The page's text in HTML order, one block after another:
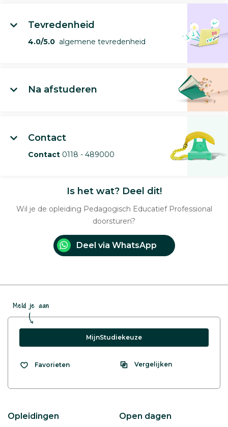
Tevredenheid
4.0/5.0 algemene tevredenheid
Na afstuderen
Contact
Contact 0118 - 489000
Is het wat? Deel dit!
Wil je de opleiding Pedagogisch Educatief Professional
doorsturen?
Deel via WhatsApp
Meld je aan
MijnStudiekeuze
Favorieten Vergelijken
Opleidingen Open dagen